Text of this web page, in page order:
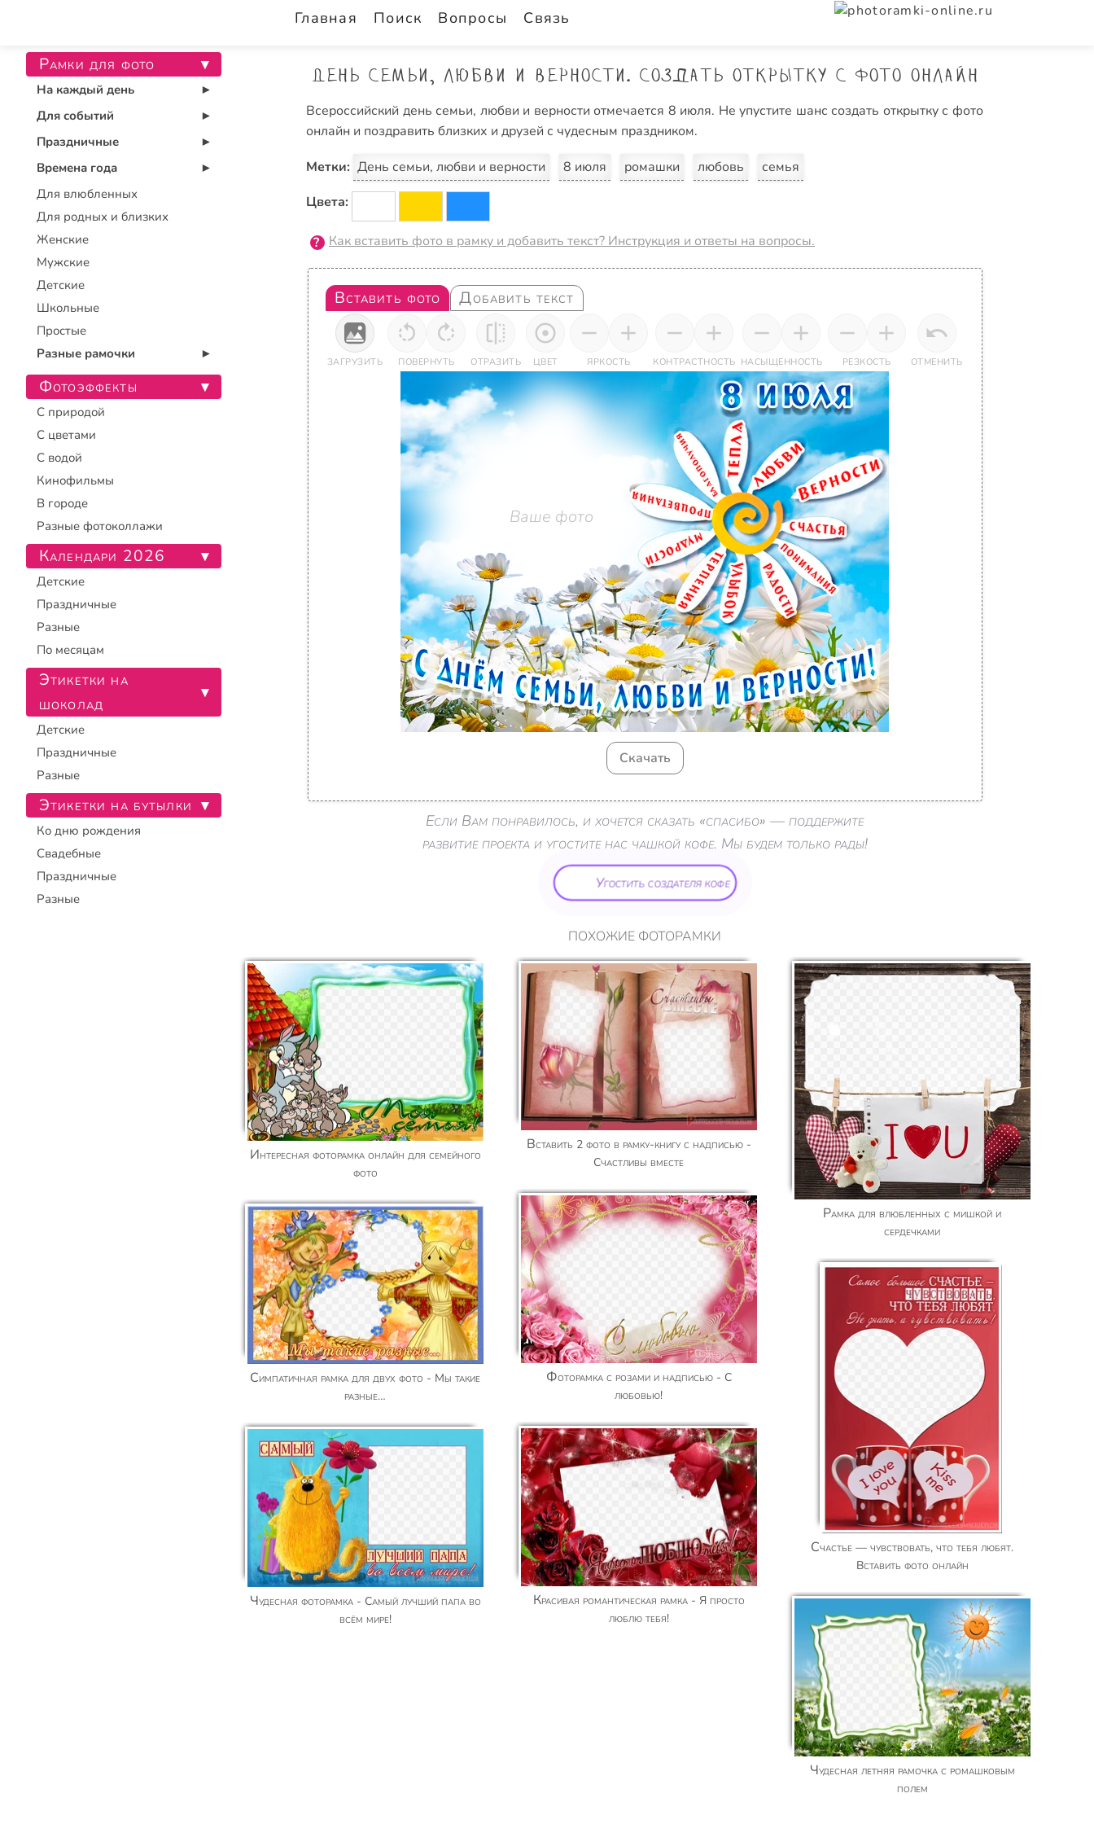
Главная Поиск Вопросы Связь
День семьи, любви и верности. Создать открытку с фото онлайн
Всероссийский день семьи, любви и верности отмечается 8 июля. Не упустите шанс создать открытку с фото
онлайн и поздравить близких и друзей с чудесным праздником.
Метки: День семьи, любви и верности 8 июля ромашки любовь
семья
Цвета:
Как вставить фото в рамку и добавить текст? Инструкция и ответы на вопросы.
Вставить фото Добавить текст
ЗАГРУЗИТЬ ПОВЕРНУТЬ ОТРАЗИТЬ ЦВЕТ ЯРКОСТЬ КОНТРАСТНОСТЬ НАСЫЩЕННОСТЬ РЕЗКОСТЬ ОТМЕНИТЬ
Ваше фото
Скачать
Если Вам понравилось, и хочется сказать «спасибо» — поддержите
развитие проекта и угостите нас чашкой кофе. Мы будем только рады!
Угостить создателя кофе
ПОХОЖИЕ ФОТОРАМКИ
Интересная фоторамка онлайн для семейного
фото
Вставить 2 фото в рамку-книгу с надписью -
Счастливы вместе
Рамка для влюбленных с мишкой и
сердечками
Фоторамка с розами и надписью - С
любовью!
Симпатичная рамка для двух фото - Мы такие
разные…
Счастье — чувствовать, что тебя любят.
Вставить фото онлайн
Красивая романтическая рамка - Я просто
люблю тебя!
Чудесная фоторамка - Самый лучший папа во
всём мире!
Чудесная летняя рамочка с ромашковым
полем
Рамки для фото ▾
На каждый день ▾
Для событий ▾
Праздничные ▾
Времена года ▾
Для влюбленных
Для родных и близких
Женские
Мужские
Детские
Школьные
Простые
Разные рамочки
▾
Фотоэффекты ▾
С природой
С цветами
С водой
Кинофильмы
В городе
Разные фотоколлажи
Календари 2026 ▾
Детские
Праздничные
Разные
По месяцам
Этикетки на
шоколад
▾
Детские
Праздничные
Разные
Этикетки на бутылки ▾
Ко дню рождения
Свадебные
Праздничные
Разные